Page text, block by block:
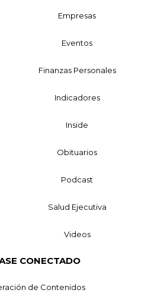
Empresas
Eventos
Finanzas Personales
Indicadores
Inside
Obituarios
Podcast
Salud Ejecutiva
Videos
CONECTADO
de Contenidos